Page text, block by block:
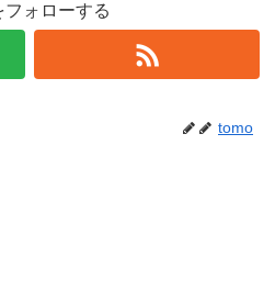
フォローする
tomo